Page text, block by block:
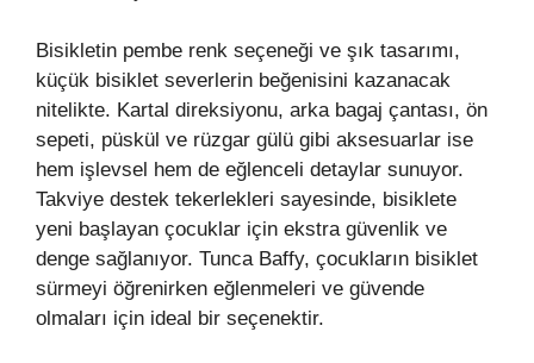
Bisikletin pembe renk seçeneği ve şık tasarımı,
küçük bisiklet severlerin beğenisini kazanacak
nitelikte. Kartal direksiyonu, arka bagaj çantası, ön
sepeti, püskül ve rüzgar gülü gibi aksesuarlar ise
hem işlevsel hem de eğlenceli detaylar sunuyor.
Takviye destek tekerlekleri sayesinde, bisiklete
yeni başlayan çocuklar için ekstra güvenlik ve
denge sağlanıyor. Tunca Baffy, çocukların bisiklet
sürmeyi öğrenirken eğlenmeleri ve güvende
olmaları için ideal bir seçenektir.